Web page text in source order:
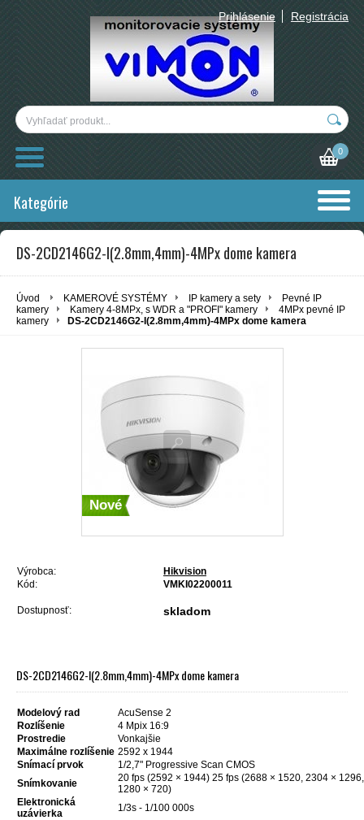
Prihlásenie Registrácia
0
Kategórie
DS-2CD2146G2-I(2.8mm,4mm)-4MPx dome kamera
Úvod KAMEROVÉ SYSTÉMY IP kamery a sety
Pevné IP
kamery
Kamery 4-8MPx, s WDR a "PROFI" kamery
4MPx pevné IP
kamery
DS-2CD2146G2-I(2.8mm,4mm)-4MPx dome kamera
Nové
Výrobca:
Hikvision
Kód:
VMKI02200011
Dostupnosť: skladom
DS-2CD2146G2-I(2.8mm,4mm)-4MPx dome kamera
Modelový rad
AcuSense 2
Rozlíšenie
4 Mpix 16:9
Prostredie
Vonkajšie
Maximálne rozlíšenie 2592 x 1944
Snímací prvok
1/2,7" Progressive Scan CMOS
Snímkovanie
20 fps (2592 × 1944) 25 fps (2688 × 1520, 2304 ×
1280 × 720)
Elektronická
uzávierka
1/3s - 1/100 000s